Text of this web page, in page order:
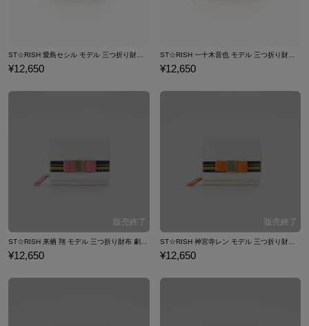
ST☆RISH 愛島セシル モデル 三つ折り財布 劇場版 うたの☆プリンスさまっ♪ マジLOVEスターリッシュツアーズ
¥12,650
ST☆RISH 一十木音也 モデル 三つ折り財布 劇場版 うたの☆プリンスさまっ♪ マジLOVEスターリッシュツアーズ
¥12,650
¥12,650
ST☆RISH 神宮寺レン モデル 三つ折り財布 劇場版 うたの☆プリンスさまっ♪ マジLOVEスターリッシュツアーズ
¥12,650